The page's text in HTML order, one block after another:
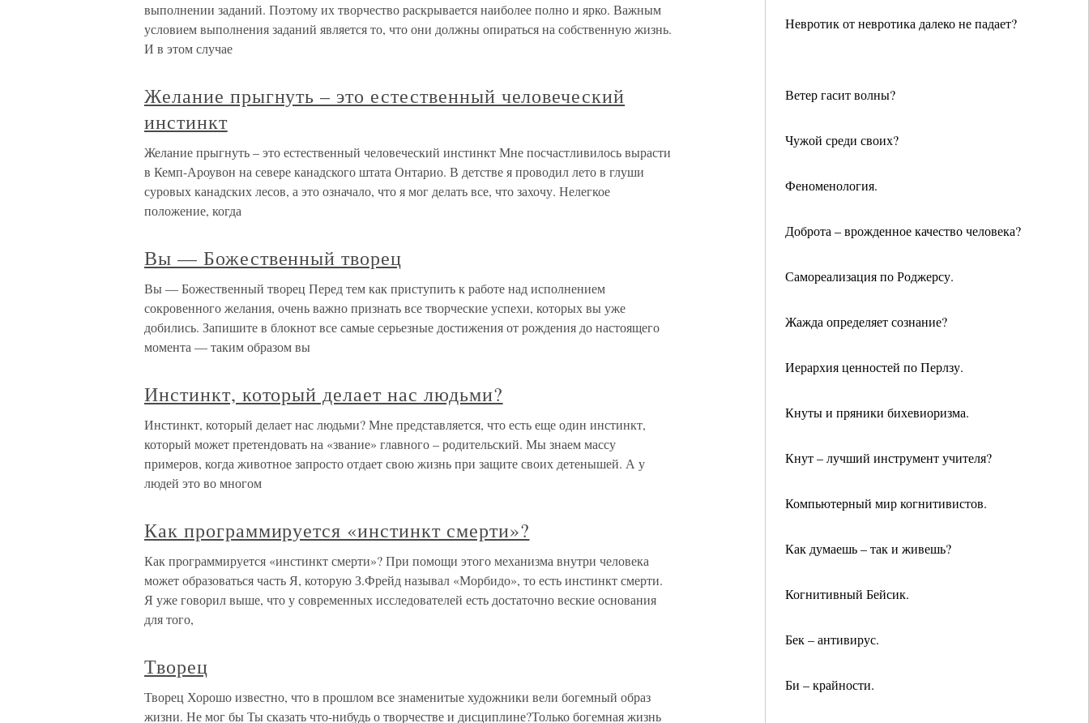
Невротик от невротика далеко не падает?
Ветер гасит волны?
Чужой среди своих?
Феноменология.
Доброта – врожденное качество человека?
Самореализация по Роджерсу.
Жажда определяет сознание?
Иерархия ценностей по Перлзу.
Кнуты и пряники бихевиоризма.
Кнут – лучший инструмент учителя?
Компьютерный мир когнитивистов.
Как думаешь – так и живешь?
Когнитивный Бейсик.
Бек – антивирус.
Би – крайности.
выполнении заданий. Поэтому их творчество раскрывается наиболее полно и ярко. Важным
условием выполнения заданий является то, что они должны опираться на собственную жизнь.
И в этом случае
Желание прыгнуть – это естественный человеческий
инстинкт
Желание прыгнуть – это естественный человеческий инстинкт Мне посчастливилось вырасти
в Кемп-Ароувон на севере канадского штата Онтарио. В детстве я проводил лето в глуши
суровых канадских лесов, а это означало, что я мог делать все, что захочу. Нелегкое
положение, когда
Вы — Божественный творец
Вы — Божественный творец Перед тем как приступить к работе над исполнением
сокровенного желания, очень важно признать все творческие успехи, которых вы уже
добились. Запишите в блокнот все самые серьезные достижения от рождения до настоящего
момента — таким образом вы
Инстинкт, который делает нас людьми?
Инстинкт, который делает нас людьми? Мне представляется, что есть еще один инстинкт,
который может претендовать на «звание» главного – родительский. Мы знаем массу
примеров, когда животное запросто отдает свою жизнь при защите своих детенышей. А у
людей это во многом
Как программируется «инстинкт смерти»?
Как программируется «инстинкт смерти»? При помощи этого механизма внутри человека
может образоваться часть Я, которую З.Фрейд называл «Морбидо», то есть инстинкт смерти.
Я уже говорил выше, что у современных исследователей есть достаточно веские основания
для того,
Творец
Творец Хорошо известно, что в прошлом все знаменитые художники вели богемный образ
жизни. Не мог бы Ты сказать что-нибудь о творчестве и дисциплине?Только богемная жизнь